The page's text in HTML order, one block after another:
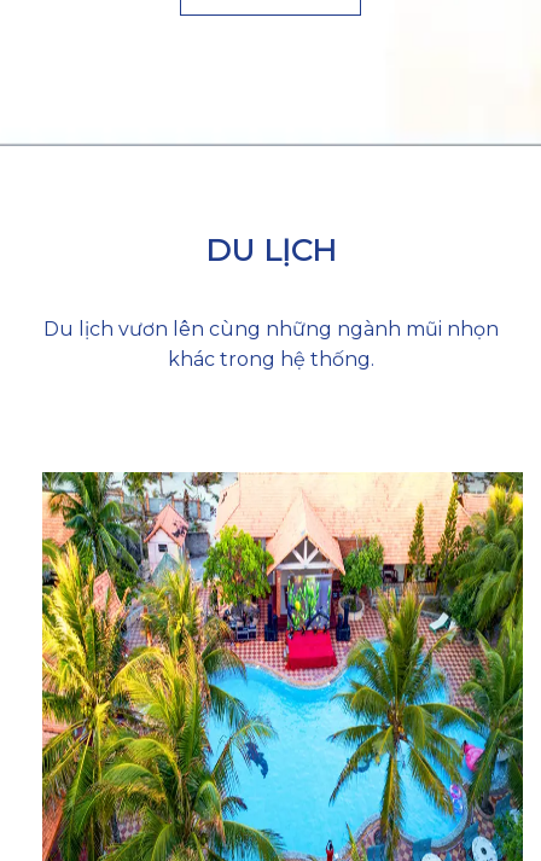
DU LỊCH
Du lịch vươn lên cùng những ngành mũi nhọn
khác trong hệ thống.